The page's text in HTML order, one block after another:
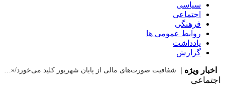
سیاسی
اجتماعی
فرهنگی
روابط عمومی ها
یادداشت
گزارش
اخبار ویژه | شفافیت صورت‌های مالی از پایان شهریور کلید می‌خورد/«خسارت مردم» نباید معطل بماند
اجتماعی